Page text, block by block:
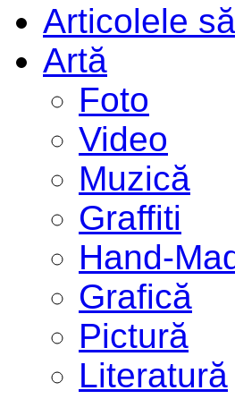
Articolele
Artă
Foto
Video
Muzică
Graffiti
Hand-
Grafică
Pictură
Literatură